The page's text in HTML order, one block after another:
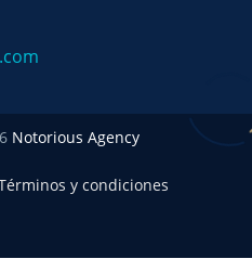
Notorious Agency
y condiciones